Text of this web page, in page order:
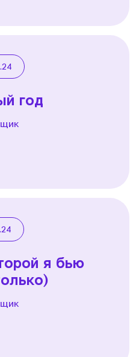
год
я бью